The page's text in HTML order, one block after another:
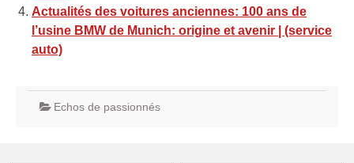
Actualités des voitures anciennes: 100 ans de
l’usine BMW de Munich: origine et avenir | (service
auto)
Echos de passionnés